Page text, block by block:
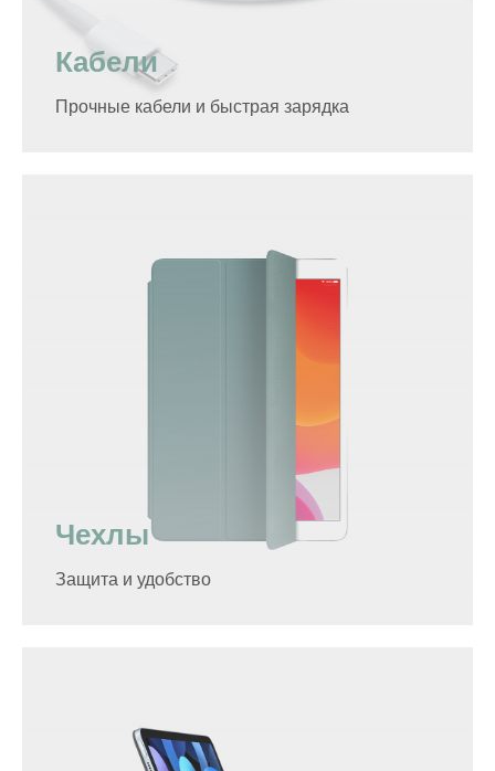
Кабели
Прочные кабели и быстрая зарядка
Чехлы
Защита и удобство